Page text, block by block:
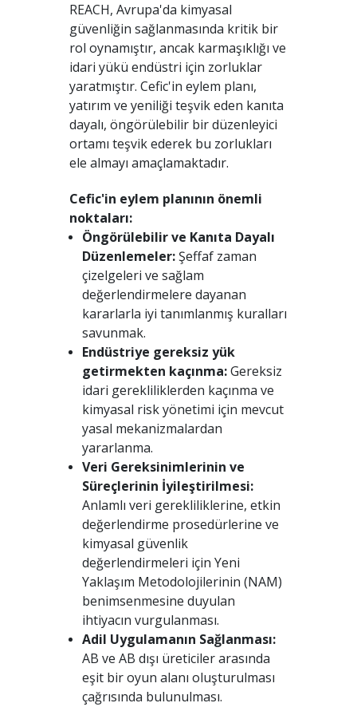
REACH, Avrupa'da kimyasal
güvenliğin sağlanmasında kritik bir
rol oynamıştır, ancak karmaşıklığı ve
idari yükü endüstri için zorluklar
yaratmıştır. Cefic'in eylem planı,
yatırım ve yeniliği teşvik eden kanıta
dayalı, öngörülebilir bir düzenleyici
ortamı teşvik ederek bu zorlukları
ele almayı amaçlamaktadır.
Cefic'in eylem planının önemli
noktaları:
Öngörülebilir ve Kanıta Dayalı
Düzenlemeler:Şeffaf zaman
çizelgeleri ve sağlam
değerlendirmelere dayanan
kararlarla iyi tanımlanmış kuralları
savunmak.
Endüstriye gereksiz yük
getirmekten kaçınma:Gereksiz
idari gerekliliklerden kaçınma ve
kimyasal risk yönetimi için mevcut
yasal mekanizmalardan
yararlanma.
Veri Gereksinimlerinin ve
Süreçlerinin İyileştirilmesi:
Anlamlı veri gerekliliklerine, etkin
değerlendirme prosedürlerine ve
kimyasal güvenlik
değerlendirmeleri için Yeni
Yaklaşım Metodolojilerinin (NAM)
benimsenmesine duyulan
ihtiyacın vurgulanması.
Adil Uygulamanın Sağlanması:
AB ve AB dışı üreticiler arasında
eşit bir oyun alanı oluşturulması
çağrısında bulunulması.